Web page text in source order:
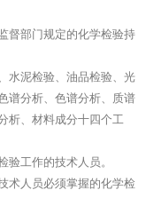
督部门规定的化学检验持
水泥检验、油品检验、光
谱分析、色谱分析、质谱
析、材料成分十四个工
工作的技术人员。
术人员必须掌握的化学检